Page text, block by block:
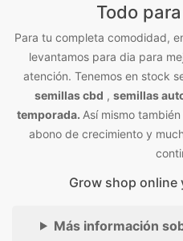
Todo
Para tu completa comodidad,
levantamos para dia para
atención. Tenemos en stock
semillas cbd , semillas
temporada. Así mismo
abono de crecimiento y
Grow shop online
Más información